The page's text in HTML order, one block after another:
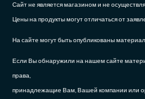
Сайт не является магазином и не
Цены на продукты могут отличаться от
На сайте могут быть опубликованы
Если Вы обнаружили на нашем сайте
права,
принадлежащие Вам, Вашей компании или